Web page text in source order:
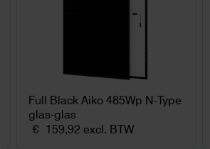
Full Black Aiko 485Wp N-Type
glas-glas
€ 159,92 excl. BTW